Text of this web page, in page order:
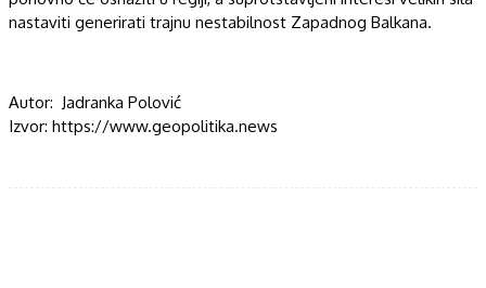
nastaviti generirati trajnu nestabilnost Zapadnog Balkana.
Autor: Jadranka Polović
Izvor: https://www.geopolitika.news